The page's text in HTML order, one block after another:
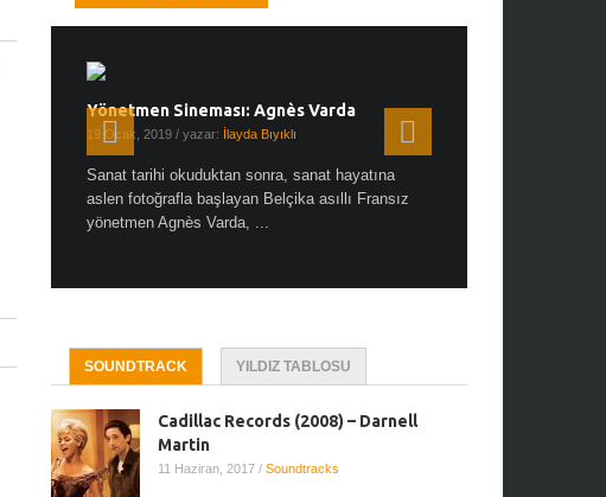
Yönetmen Sineması: Agnès Varda
19 Ocak, 2019 / yazar: İlayda Bıyıklı
Sanat tarihi okuduktan sonra, sanat hayatına
aslen fotoğrafla başlayan Belçika asıllı Fransız
yönetmen Agnès Varda, ...
Yönetmen
SOUNDTRACK YILDIZ TABLOSU
Cadillac Records (2008) – Darnell
Martin
11 Haziran, 2017 / Soundtracks